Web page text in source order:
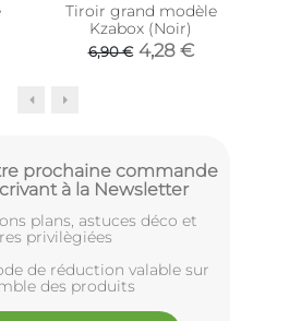
Tiroir grand modèle
Kzabox (Noir)
6,90 € 4,28 €
prochaine commande
à la Newsletter
plans, astuces déco et
privilègiées
de réduction valable sur
des produits